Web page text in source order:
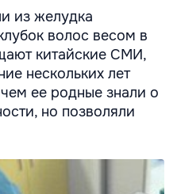
из желудка
волос весом в
китайские СМИ,
нескольких лет
ее родные знали о
но позволяли